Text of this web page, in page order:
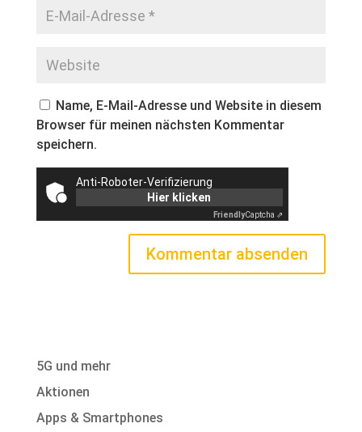
Name, E-Mail-Adresse und Website in diesem
Browser für meinen nächsten Kommentar
speichern.
Anti-Roboter-Verifizierung
Hier klicken
FriendlyCaptcha ⇗
5G und mehr
Aktionen
Apps & Smartphones